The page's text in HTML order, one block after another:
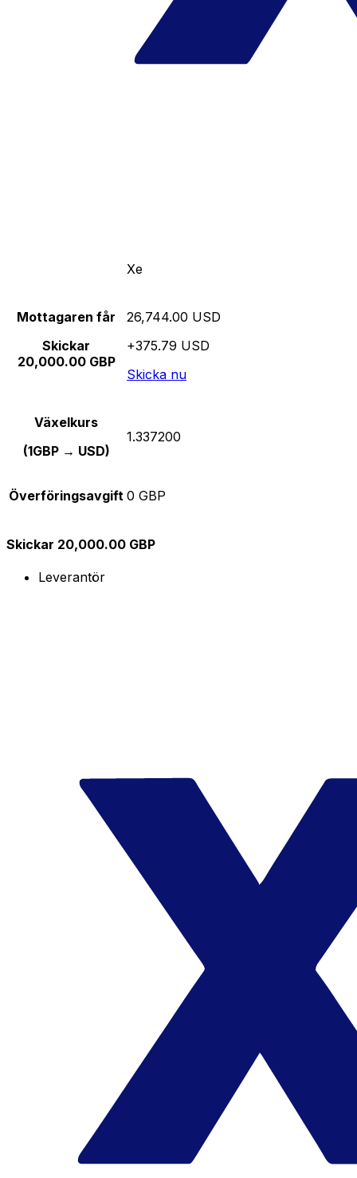
Xe
Mottagaren får
Skickar
20,000.00 GBP
26,744.00 USD
+375.79 USD
Skicka nu
Växelkurs
(1GBP → USD)
1.337200
Överföringsavgift 0 GBP
Skickar 20,000.00 GBP
Leverantör